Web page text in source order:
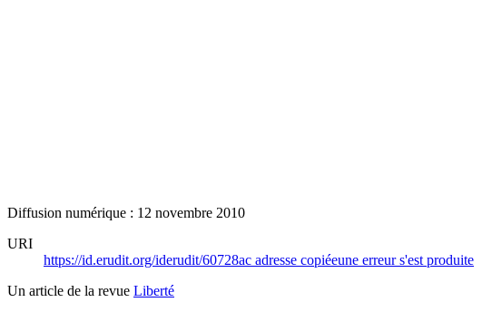
Diffusion numérique : 12 novembre 2010
URI
https://id.erudit.org/iderudit/60728ac adresse copiéeune erreur s'est produite
Un article de la revue Liberté